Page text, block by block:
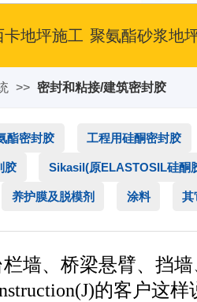
卡地坪施工 聚氨酯砂浆地
>> 密封和粘接/建筑密封胶
酯密封胶 工程用硅酮密封胶
胶 Sikasil(原ELASTOSIL硅酮
养护膜及脱模剂 涂料 其
墙、桥梁悬臂、挡
的客户这